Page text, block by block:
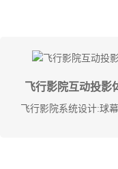
飞行影院互动投影